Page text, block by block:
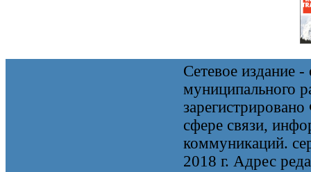
Сетевое издание
муниципального
сфере связи,
коммуникаций.
2018 г. Адрес